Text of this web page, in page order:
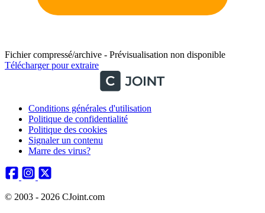
Fichier compressé/archive - Prévisualisation non disponible
Télécharger pour extraire
Conditions générales d'utilisation
Politique de confidentialité
Politique des cookies
Signaler un contenu
Marre des virus?
© 2003 - 2026 CJoint.com